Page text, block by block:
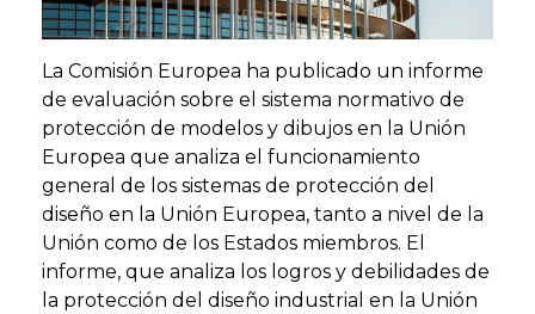
La Comisión Europea ha publicado un informe
de evaluación sobre el sistema normativo de
protección de modelos y dibujos en la Unión
Europea que analiza el funcionamiento
general de los sistemas de protección del
diseño en la Unión Europea, tanto a nivel de la
Unión como de los Estados miembros. El
informe, que analiza los logros y debilidades de
la protección del diseño industrial en la Unión